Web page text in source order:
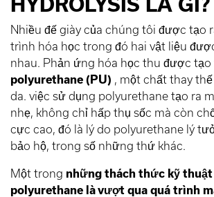
Nhiều đế giày của chúng tôi được tạo
trình hóa học trong đó hai vật liệu
nhau. Phản ứng hóa học thu được tạo
polyurethane (PU) , một chất thay
da. việc sử dụng polyurethane tạo ra
nhẹ, không chỉ hấp thụ sốc mà còn
cực cao, đó là lý do polyurethane lý
bảo hộ, trong số những thứ khác.
Một trong những thách thức kỹ
polyurethane là vượt qua quá trình